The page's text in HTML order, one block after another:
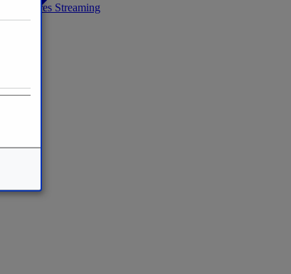
Accessoires Streaming